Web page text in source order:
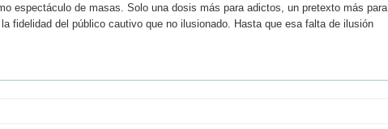
espectáculo de masas. Solo una dosis más para adictos, un pretexto más para
fidelidad del público cautivo que no ilusionado. Hasta que esa falta de ilusión